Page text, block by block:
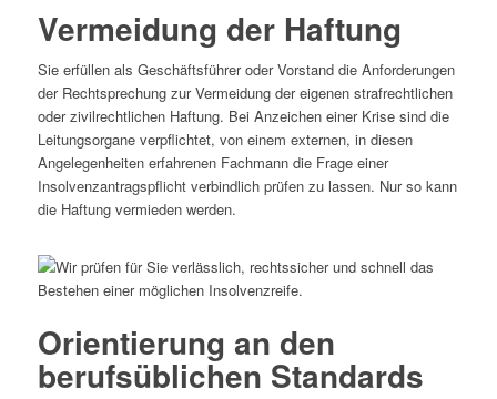
Vermeidung der Haftung
Sie erfüllen als Geschäftsführer oder Vorstand die Anforderungen
der Rechtsprechung zur Vermeidung der eigenen strafrechtlichen
oder zivilrechtlichen Haftung. Bei Anzeichen einer Krise sind die
Leitungsorgane verpflichtet, von einem externen, in diesen
Angelegenheiten erfahrenen Fachmann die Frage einer
Insolvenzantragspflicht verbindlich prüfen zu lassen. Nur so kann
die Haftung vermieden werden.
Orientierung an den
berufsüblichen Standards